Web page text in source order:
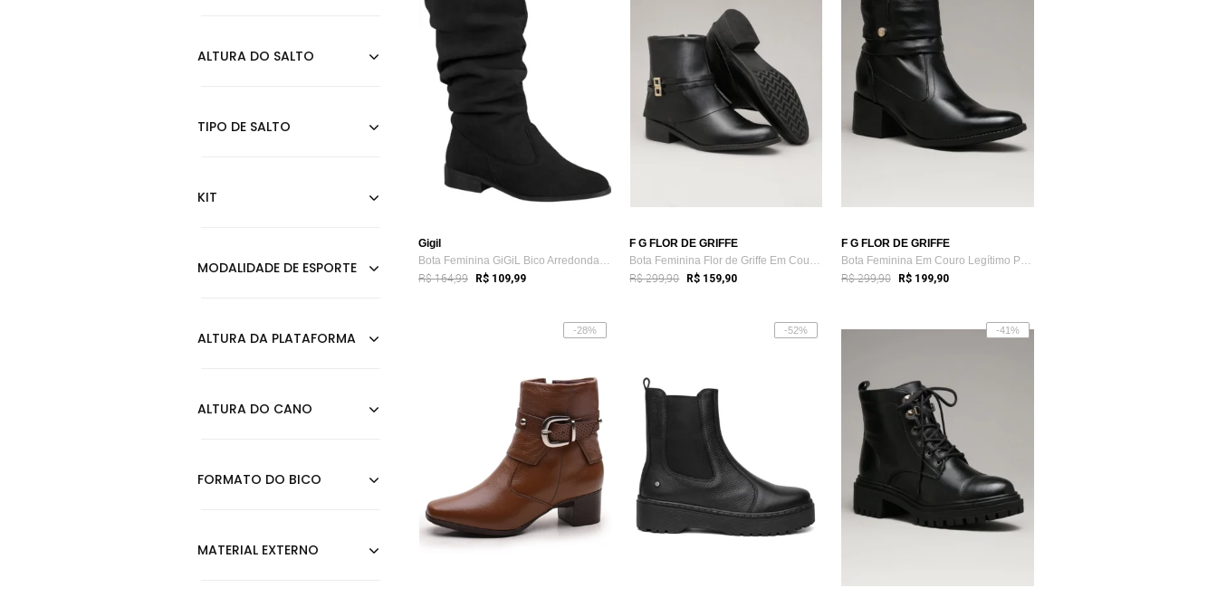
Gigil
Bota Feminina GiGiL Bico Arredondado Can...
R$ 164,99 R$ 109,99
F G FLOR DE GRIFFE
Bota Feminina Flor de Griffe Em Couro Le...
R$ 299,90 R$ 159,90
F G FLOR DE GRIFFE
Bota Feminina Em Couro Legítimo Preto Fl...
R$ 299,90 R$ 199,90
-28% -52% -41%